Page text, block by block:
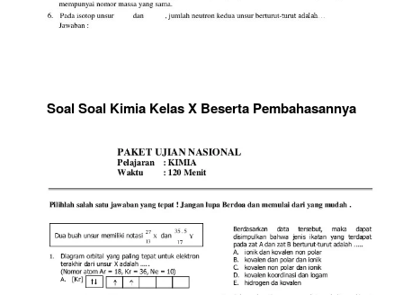
Soal Soal Kimia Kelas X Beserta Pembahasannya